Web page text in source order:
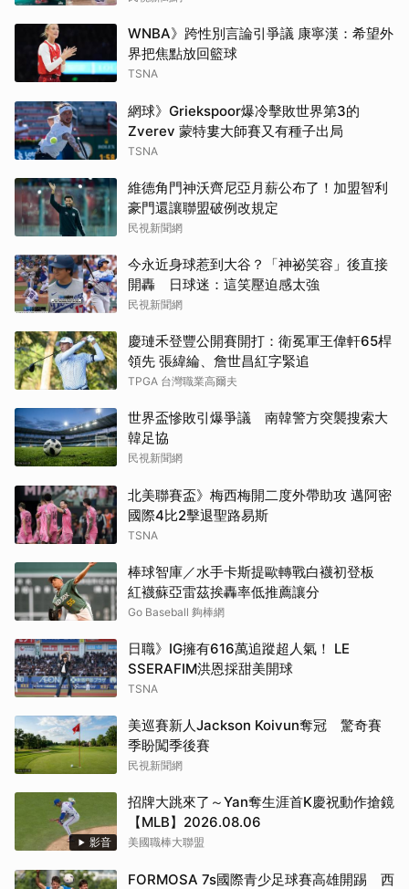
WNBA》跨性別言論引爭議 康寧漢：希望外
界把焦點放回籃球
TSNA
網球》Griekspoor爆冷擊敗世界第3的
Zverev 蒙特婁大師賽又有種子出局
TSNA
維德角門神沃齊尼亞月薪公布了！加盟智利
豪門還讓聯盟破例改規定
民視新聞網
今永近身球惹到大谷？「神祕笑容」後直接
開轟 日球迷：這笑壓迫感太強
民視新聞網
慶璉禾登豐公開賽開打：衛冕軍王偉軒65桿
領先 張緯綸、詹世昌紅字緊追
TPGA 台灣職業高爾夫
世界盃慘敗引爆爭議 南韓警方突襲搜索大
韓足協
民視新聞網
北美聯賽盃》梅西梅開二度外帶助攻 邁阿密
國際4比2擊退聖路易斯
TSNA
棒球智庫／水手卡斯提歐轉戰白襪初登板
紅襪蘇亞雷茲挨轟率低推薦讓分
Go Baseball 夠棒網
日職》IG擁有616萬追蹤超人氣！ LE
SSERAFIM洪恩採甜美開球
TSNA
美巡賽新人Jackson Koivun奪冠 驚奇賽
季盼闖季後賽
民視新聞網
影音
招牌大跳來了～Yan奪生涯首K慶祝動作搶鏡
【MLB】2026.08.06
美國職棒大聯盟
FORMOSA 7s國際青少足球賽高雄開踢 西